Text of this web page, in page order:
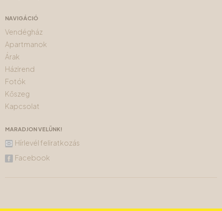
NAVIGÁCIÓ
Vendégház
Apartmanok
Árak
Házirend
Fotók
Kőszeg
Kapcsolat
MARADJON VELÜNK!
Hírlevél feliratkozás
Facebook